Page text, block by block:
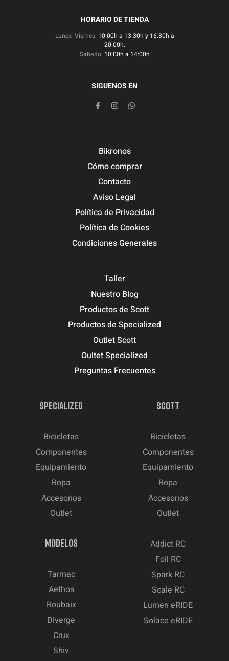
HORARIO DE TIENDA
Lunes- Viernes: 10:00h a 13.30h y 16.30h a
20.00h.
Sábado: 10:00h a 14:00h
SIGUENOS EN
Bikronos
Cómo comprar
Contacto
Aviso Legal
Política de Privacidad
Política de Cookies
Condiciones Generales
Taller
Nuestro Blog
Productos de Scott
Productos de Specialized
Outlet Scott
Oultet Specialized
Preguntas Frecuentes
SPECIALIZED
Bicicletas
Componentes
Equipamiento
Ropa
Accesorios
Outlet
SCOTT
Bicicletas
Componentes
Equipamiento
Ropa
Accesorios
Outlet
MODELOS
Tarmac
Aethos
Roubaix
Diverge
Crux
Shiv
Addict RC
Foil RC
Spark RC
Scale RC
Lumen eRIDE
Solace eRIDE